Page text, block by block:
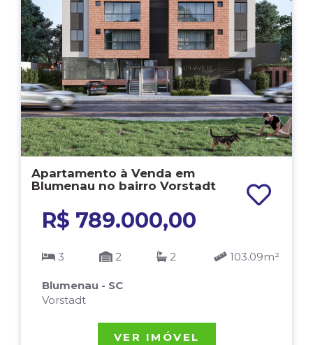
Apartamento à Venda em
Blumenau no bairro Vorstadt
R$ 789.000,00
3 2 2 103.09m²
Blumenau - SC
Vorstadt
VER IMÓVEL